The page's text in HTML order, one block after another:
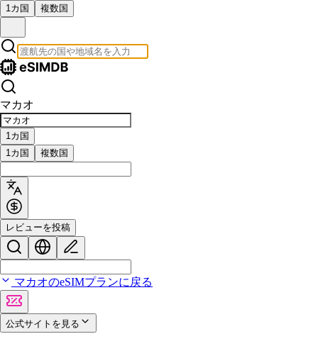
1カ国 複数国
マカオ
1カ国
1カ国
複数国
レビューを投稿
マカオのeSIMプランに戻る
公式サイトを見る